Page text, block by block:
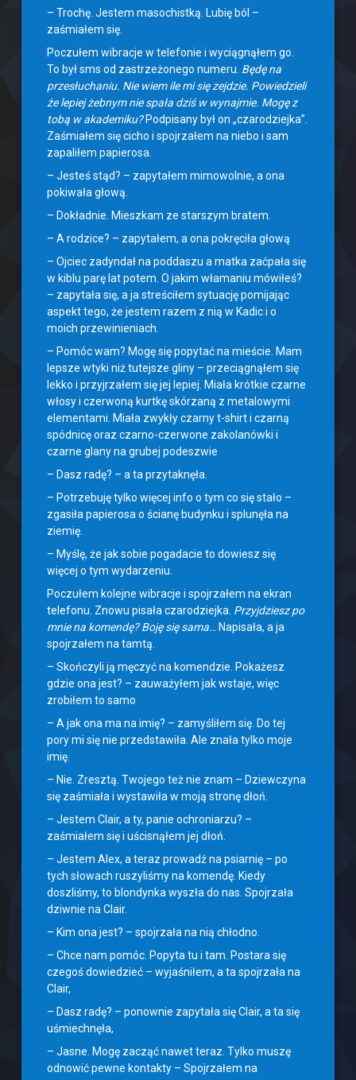
– Trochę. Jestem masochistką. Lubię ból –
zaśmiałem się.
Poczułem wibracje w telefonie i wyciągnąłem go.
To był sms od zastrzeżonego numeru. Będę na
przesłuchaniu. Nie wiem ile mi się zejdzie. Powiedzieli
że lepiej żebnym nie spała dziś w wynajmie. Mogę z
tobą w akademiku? Podpisany był on „czarodziejka”.
Zaśmiałem się cicho i spojrzałem na niebo i sam
zapaliłem papierosa.
– Jesteś stąd? – zapytałem mimowolnie, a ona
pokiwała głową.
– Dokładnie. Mieszkam ze starszym bratem.
– A rodzice? – zapytałem, a ona pokręciła głową
– Ojciec zadyndał na poddaszu a matka zaćpała się
w kiblu parę lat potem. O jakim włamaniu mówiłeś?
– zapytała się, a ja streściłem sytuację pomijając
aspekt tego, że jestem razem z nią w Kadic i o
moich przewinieniach.
– Pomóc wam? Mogę się popytać na mieście. Mam
lepsze wtyki niż tutejsze gliny – przeciągnąłem się
lekko i przyjrzałem się jej lepiej. Miała krótkie czarne
włosy i czerwoną kurtkę skórzaną z metalowymi
elementami. Miała zwykły czarny t-shirt i czarną
spódnicę oraz czarno-czerwone zakolanówki i
czarne glany na grubej podeszwie
– Dasz radę? – a ta przytaknęła.
– Potrzebuję tylko więcej info o tym co się stało –
zgasiła papierosa o ścianę budynku i splunęła na
ziemię.
– Myślę, że jak sobie pogadacie to dowiesz się
więcej o tym wydarzeniu.
Poczułem kolejne wibracje i spojrzałem na ekran
telefonu. Znowu pisała czarodziejka. Przyjdziesz po
mnie na komendę? Boję się sama… Napisała, a ja
spojrzałem na tamtą.
– Skończyli ją męczyć na komendzie. Pokażesz
gdzie ona jest? – zauważyłem jak wstaje, więc
zrobiłem to samo
– A jak ona ma na imię? – zamyśliłem się. Do tej
pory mi się nie przedstawiła. Ale znała tylko moje
imię.
– Nie. Zresztą. Twojego też nie znam – Dziewczyna
się zaśmiała i wystawiła w moją stronę dłoń.
– Jestem Clair, a ty, panie ochroniarzu? –
zaśmiałem się i uścisnąłem jej dłoń.
– Jestem Alex, a teraz prowadź na psiarnię – po
tych słowach ruszyliśmy na komendę. Kiedy
doszliśmy, to blondynka wyszła do nas. Spojrzała
dziwnie na Clair.
– Kim ona jest? – spojrzała na nią chłodno.
– Chce nam pomóc. Popyta tu i tam. Postara się
czegoś dowiedzieć – wyjaśniłem, a ta spojrzała na
Clair,
– Dasz radę? – ponownie zapytała się Clair, a ta się
uśmiechnęła,
– Jasne. Mogę zacząć nawet teraz. Tylko muszę
odnowić pewne kontakty – Spojrzałem na